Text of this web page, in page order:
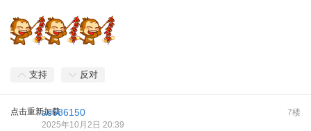
支持 反对
点击重新加载 7楼
as686150
2025年10月2日 20:39